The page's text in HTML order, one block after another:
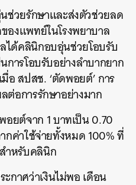
วยรักษาและส่งตัวช่วยลด
องแพทย์ในโรงพยาบาล
ได้คลินิกอบอุ่นช่วยโอบรับ
ารโอบรับอย่างลำบากยาก
อ สปสช. ‘ตัดพอยต์’ การ
ต่อการรักษาอย่างมาก
ยต์จาก 1 บาทเป็น 0.70
กค่าใช้จ่ายทั้งหมด 100% ที่
ำหรับคลินิก
กาศว่าเงินไม่พอ เดือน